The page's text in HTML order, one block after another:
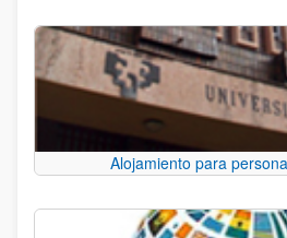
Alojamiento para